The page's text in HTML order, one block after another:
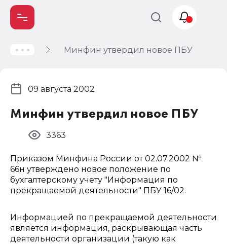
Минфин утвердил новое ПБУ
Минфин утвердил новое ПБУ
09 августа 2002
3363
Приказом Минфина России от 02.07.2002 №
66н утверждено новое положение по
бухгалтерскому учету "Информация по
прекращаемой деятельности" ПБУ 16/02.
Информацией по прекращаемой деятельности
является информация, раскрывающая часть
деятельности организации (такую как
Учет и
Автоматизация